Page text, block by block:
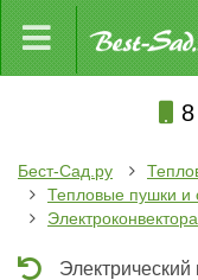
Бест-Сад.ру
Тепловые пушки и